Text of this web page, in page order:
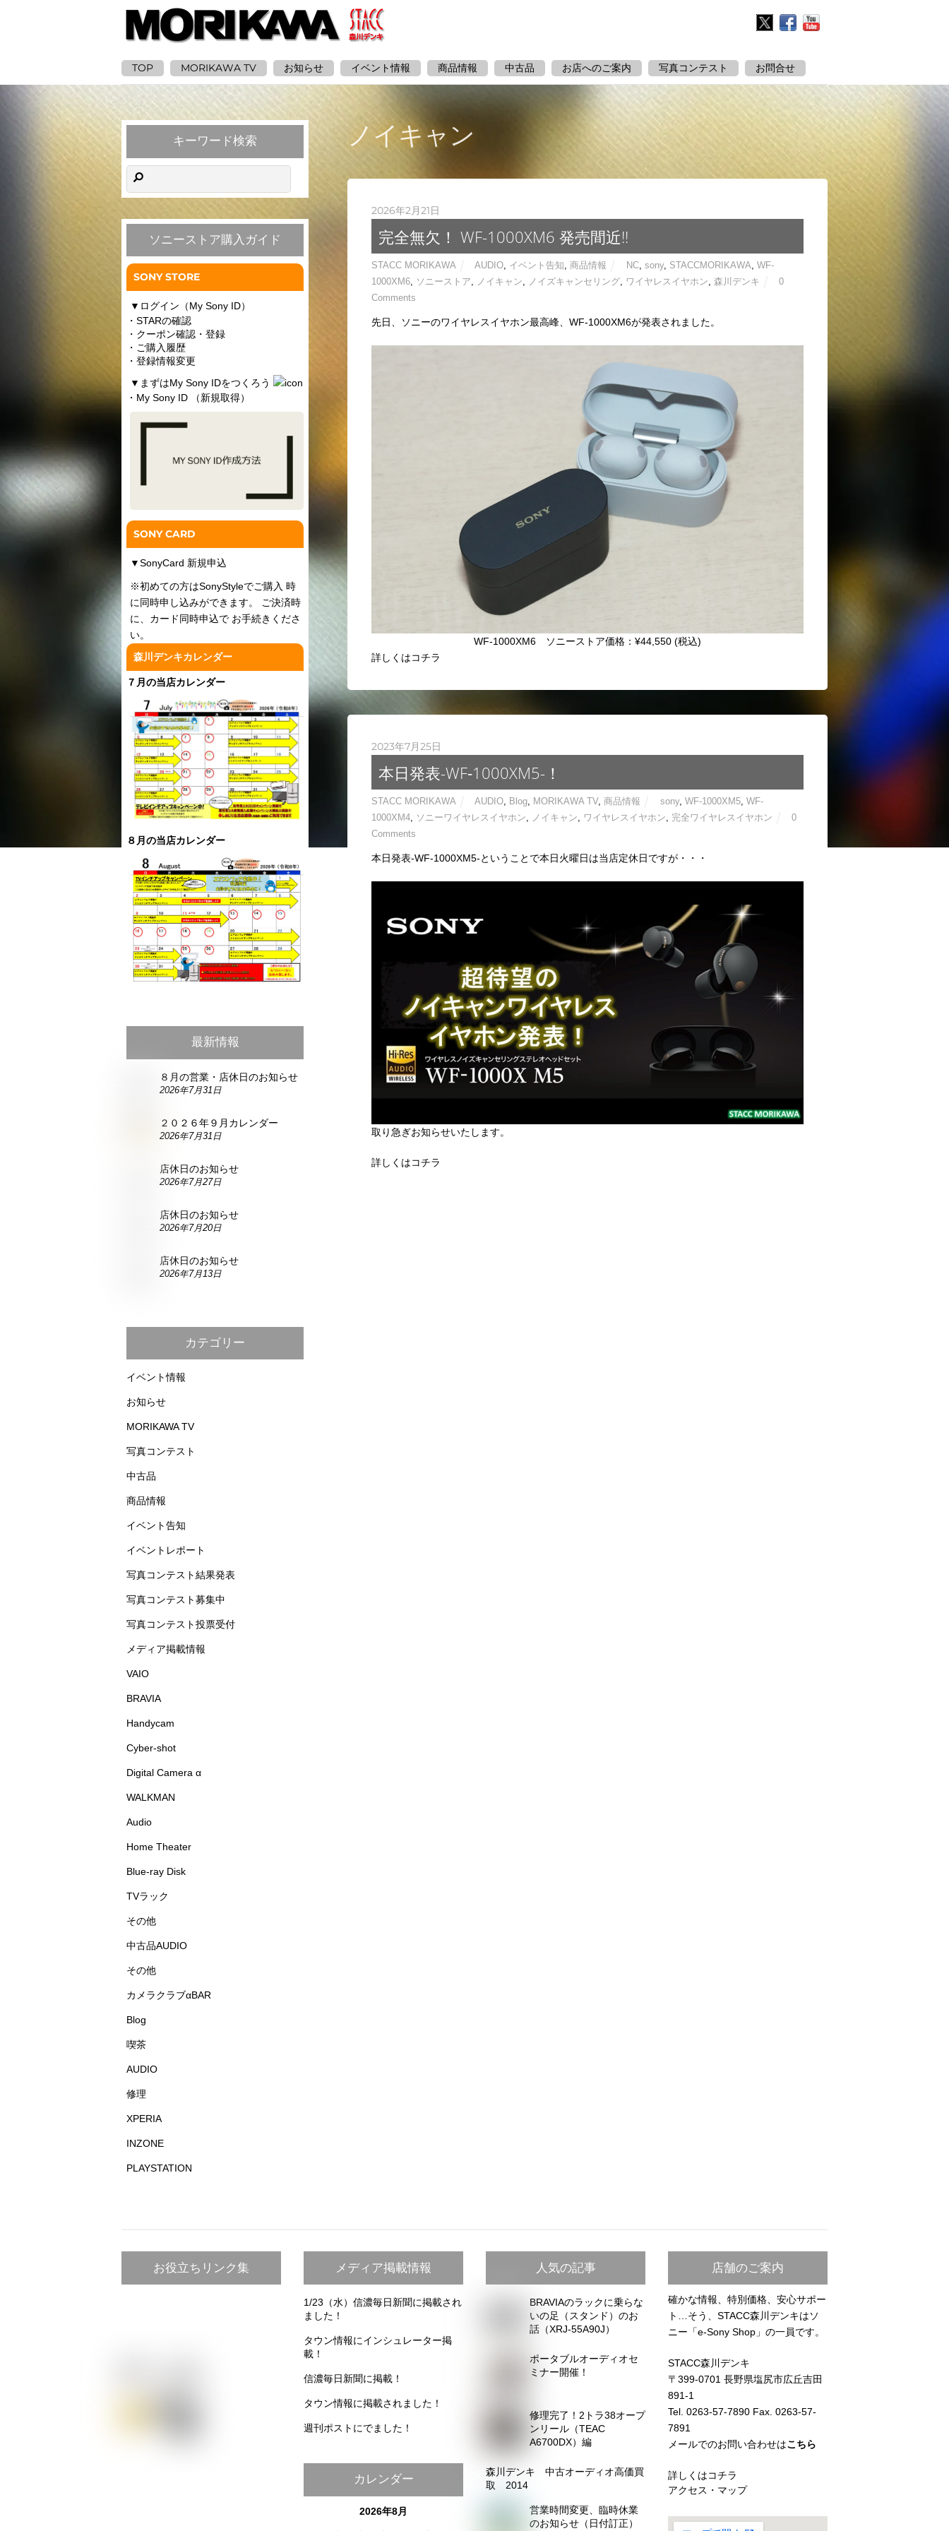
TOP MORIKAWA TV お知らせ イベント情報 商品情報 中古品 お店へのご案内 写真コンテスト お問合せ
Twitter FacebookYouTube
ノイキャン
2026年2月21日
完全無欠！ WF-1000XM6 発売間近!!
STACC MORIKAWA AUDIO, イベント告知,商品情報 NC, sony, STACCMORIKAWA, WF-
1000XM6, ソニーストア, ノイキャン, ノイズキャンセリング, ワイヤレスイヤホン, 森川デンキ
0
Comments
先日、ソニーのワイヤレスイヤホン最高峰、WF-1000XM6が発表されました。
WF-1000XM6 ソニーストア価格：¥44,550 (税込)
詳しくはコチラ
2023年7月25日
本日発表-WF‐1000XM5-！
STACC MORIKAWA AUDIO Blog MORIKAWA TV,商品情報 sony, WF-1000XM5, WF‐
1000XM4
ソニーワイヤレスイヤホン ノイキャン ワイヤレスイヤホン 完全ワイヤレスイヤホン
0
Comments
本日発表-WF‐1000XM5-ということで本日火曜日は当店定休日ですが・・・
取り急ぎお知らせいたします。
詳しくはコチラ
キーワード検索
ソニーストア購入ガイド
SONY STORE
▼ ログイン（My Sony ID）
・STARの確認
・クーポン確認・登録
・ご購入履歴
・登録情報変更
▼ まずはMy Sony IDをつくろう
・My Sony ID （新規取得）
SONY CARD
▼SonyCard 新規申込
※初めての方はSonyStyleでご購入 時
に同時申し込みができます。 ご決済時
に、カード同時申込で お手続きくださ
い。
森川デンキカレンダー
７月の当店カレンダー
８月の当店カレンダー
最新情報
８月の営業・店休日のお知らせ
2026年7月31日
２０２６年９月カレンダー
2026年7月31日
店休日のお知らせ
2026年7月27日
店休日のお知らせ
2026年7月20日
店休日のお知らせ
2026年7月13日
カテゴリー
イベント情報
お知らせ
MORIKAWA TV
写真コンテスト
中古品
商品情報
イベント告知
イベントレポート
写真コンテスト結果発表
写真コンテスト募集中
写真コンテスト投票受付
メディア掲載情報
VAIO
BRAVIA
Handycam
Cyber-shot
Digital Camera α
WALKMAN
Audio
Home Theater
Blue-ray Disk
TVラック
その他
中古品AUDIO
その他
カメラクラブαBAR
Blog
喫茶
AUDIO
修理
XPERIA
INZONE
PLAYSTATION
お役立ちリンク集 メディア掲載情報
1/23（水）信濃毎日新聞に掲載され
ました！
タウン情報にインシュレーター掲
載！
信濃毎日新聞に掲載！
タウン情報に掲載されました！
週刊ポストにでました！
カレンダー
2026年8月
人気の記事
BRAVIAのラックに乗らな
いの足（スタンド）のお
話（XRJ-55A90J）
ポータブルオーディオセ
ミナー開催！
修理完了！2トラ38オープ
ンリール（TEAC
A6700DX）編
森川デンキ 中古オーディオ高価買
取 2014
営業時間変更、臨時休業
のお知らせ（日付訂正）
店舗のご案内
確かな情報、特別価格、安心サポー
ト…そう、STACC森川デンキはソ
ニー「e-Sony Shop」の一員です。
STACC森川デンキ
〒399-0701 長野県塩尻市広丘吉田
891-1
Tel. 0263-57-7890 Fax. 0263-57-
7891
メールでのお問い合わせはこちら
詳しくはコチラ
アクセス・マップ